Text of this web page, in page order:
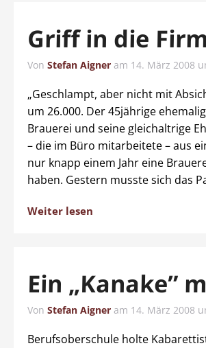
Griff in die
Von Stefan Aigner am 14. März 2008
„Geschlampt, aber nicht mit
um 26.000. Der 45jährige
Brauerei und seine gleichaltrige
– die im Büro mitarbeitete – aus
nur knapp einem Jahr eine
haben. Gestern musste sich das
Weiter lesen
Ein „Kanake”
Von Stefan Aigner am 14. März 2008
Berufsoberschule holte